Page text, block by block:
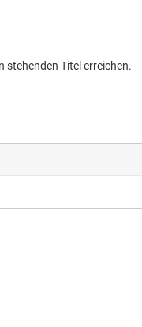
stehenden Titel erreichen.